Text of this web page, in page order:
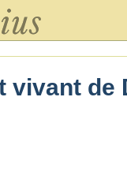
vivant de